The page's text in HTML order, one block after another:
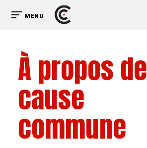
MENU
À propos de
cause
commune